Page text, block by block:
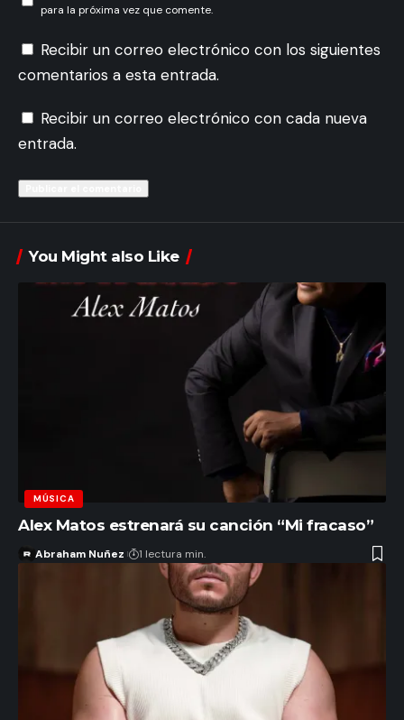
para la próxima vez que comente.
Recibir un correo electrónico con los siguientes
comentarios a esta entrada.
Recibir un correo electrónico con cada nueva
entrada.
You Might also Like
MÚSICA
Alex Matos estrenará su canción “Mi fracaso”
Abraham Nuñez 1 lectura min.